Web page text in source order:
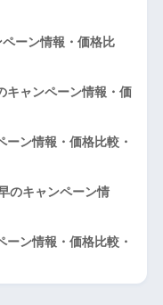
ーン情報・価格比
ャンペーン情報・価
ン情報・価格比較・
のキャンペーン情
ン情報・価格比較・